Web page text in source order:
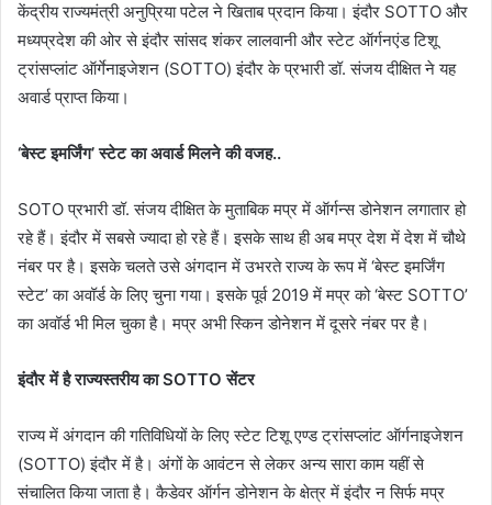
केंद्रीय राज्यमंत्री अनुप्रिया पटेल ने खिताब प्रदान किया। इंदौर SOTTO और
मध्यप्रदेश की ओर से इंदौर सांसद शंकर लालवानी और स्टेट ऑर्गनएंड टिशू
ट्रांसप्लांट ऑर्गेनाइजेशन (SOTTO) इंदौर के प्रभारी डॉ. संजय दीक्षित ने यह
अवार्ड प्राप्त किया।
‘बेस्ट इमर्जिंग’ स्टेट काअवार्ड मिलने की वजह..
SOTO प्रभारी डॉ. संजय दीक्षित के मुताबिक मप्र में ऑर्गन्स डोनेशन लगातार हो
रहे हैं। इंदौर में सबसे ज्यादा हो रहे हैं। इसके साथ ही अब मप्र देश में देश में चौथे
नंबर पर है। इसके चलते उसे अंगदान में उभरते राज्य के रूप में ‘बेस्ट इमर्जिंग
स्टेट’ का अवॉर्ड के लिए चुना गया। इसके पूर्व 2019 में मप्र को ‘बेस्ट SOTTO’
का अवॉर्ड भी मिल चुका है। मप्र अभी स्किन डोनेशन में दूसरे नंबर पर है।
इंदौर में है राज्यस्तरीय का SOTTO सेंटर
राज्य में अंगदान की गतिविधियों के लिए स्टेट टिशू एण्ड ट्रांसप्लांट ऑर्गनाइजेशन
(SOTTO) इंदौर में है। अंगों के आवंटन से लेकर अन्य सारा काम यहीं से
संचालित किया जाता है। कैडेवर ऑर्गन डोनेशन के क्षेत्र में इंदौर न सिर्फ मप्र